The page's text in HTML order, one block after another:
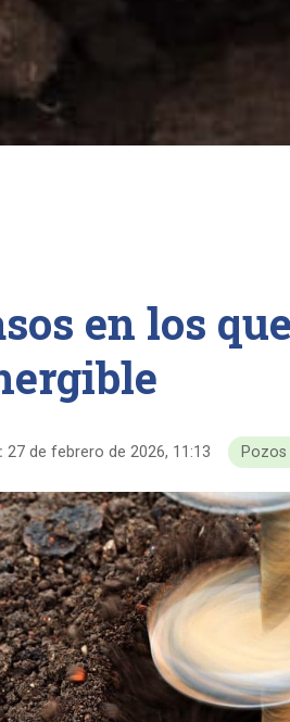
en los
27 de febrero de 2026, 11:13